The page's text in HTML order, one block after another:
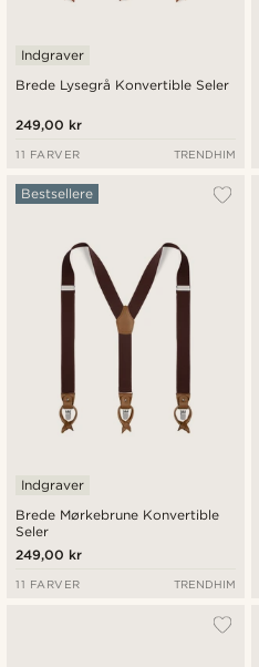
Brede Lysegrå Konvertible Seler
Indgraver
249,00 kr
11 FARVER TRENDHIM
Brede Mørkebrune Konvertible
Seler
Bestsellere
Indgraver
249,00 kr
11 FARVER TRENDHIM